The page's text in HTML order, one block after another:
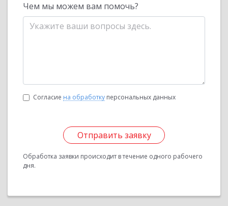
Чем мы можем вам помочь?
Согласие на обработку персональных данных
Отправить заявку
Обработка заявки происходит в течение одного рабочего
дня.